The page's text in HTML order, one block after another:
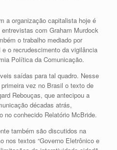
a organização capitalista hoje é
com Graham Murdock
o trabalho mediado por
o recrudescimento da vigilância
Política da Comunicação.
saídas para tal quadro. Nesse
vez no Brasil o texto de
Rebouças, que antecipou a
décadas atrás,
no conhecido Relatório McBride.
também são discutidos na
nos textos “Governo Eletrônico e